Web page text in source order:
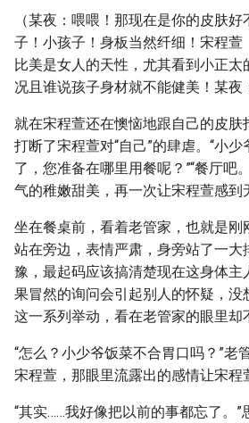
（某夜：喂喂！那现在是你的皮肤
子！小孩子！身板当然纤细！宋程萱
比美是女人的天性，尤其看到小正太
况且谁说孩子身材就不能健美！某夜
就在宋程萱还在懊恼地跟自己的皮肤
打断了宋程萱对“自己”的肆虐。“小
了，您准备在哪里用餐呢？”“餐厅吧
气的稚嫩甜美，再一次让宋程萱感到
坐在餐桌前，看着老管家，也就是刚
站在旁边，表情严肃，身旁站了一大
豫，最起码应该搞清楚现在这身体主
果冒然的询问会引起别人的怀疑，没
这一系列举动，看在老管家的眼里却
“怎么？小少爷饭菜不合胃口吗？”老
宋程萱，那眼里流露出的感情让宋程
“其实……我好像把以前的事都忘了。”